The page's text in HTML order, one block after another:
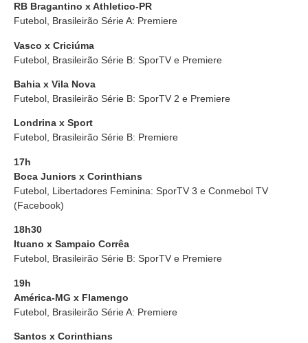
RB Bragantino x Athletico-PR
Futebol, Brasileirão Série A: Premiere
Vasco x Criciúma
Futebol, Brasileirão Série B: SporTV e Premiere
Bahia x Vila Nova
Futebol, Brasileirão Série B: SporTV 2 e Premiere
Londrina x Sport
Futebol, Brasileirão Série B: Premiere
17h
Boca Juniors x Corinthians
Futebol, Libertadores Feminina: SporTV 3 e Conmebol TV
(Facebook)
18h30
Ituano x Sampaio Corrêa
Futebol, Brasileirão Série B: SporTV e Premiere
19h
América-MG x Flamengo
Futebol, Brasileirão Série A: Premiere
Santos x Corinthians